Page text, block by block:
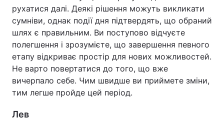
рухатися далі. Деякі рішення можуть викликати
сумніви, однак події дня підтвердять, що обраний
шлях є правильним. Ви поступово відчуєте
полегшення і зрозумієте, що завершення певного
етапу відкриває простір для нових можливостей.
Не варто повертатися до того, що вже
вичерпало себе. Чим швидше ви приймете зміни,
тим легше пройде цей період.
Лев